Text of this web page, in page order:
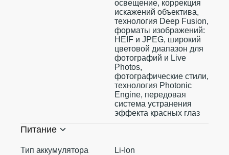
освещение, коррекция
искажений объектива,
технология Deep Fusion,
форматы изображений:
HEIF и JPEG, широкий
цветовой диапазон для
фотографий и Live
Photos,
фотографические стили,
технология Photonic
Engine, передовая
система устранения
эффекта красных глаз
Питание
Тип аккумулятора
Li-Ion